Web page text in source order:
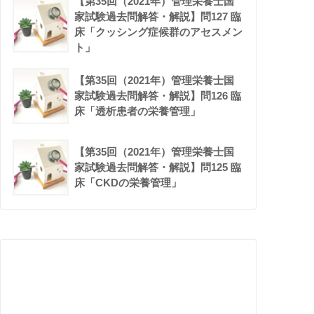
家試験過去問解答・解説】問127 臨
床「クッシング症候群のアセスメン
ト」
【第35回（2021年）管理栄養士国
家試験過去問解答・解説】問126 臨
床「透析患者の栄養管理」
【第35回（2021年）管理栄養士国
家試験過去問解答・解説】問125 臨
床「CKDの栄養管理」